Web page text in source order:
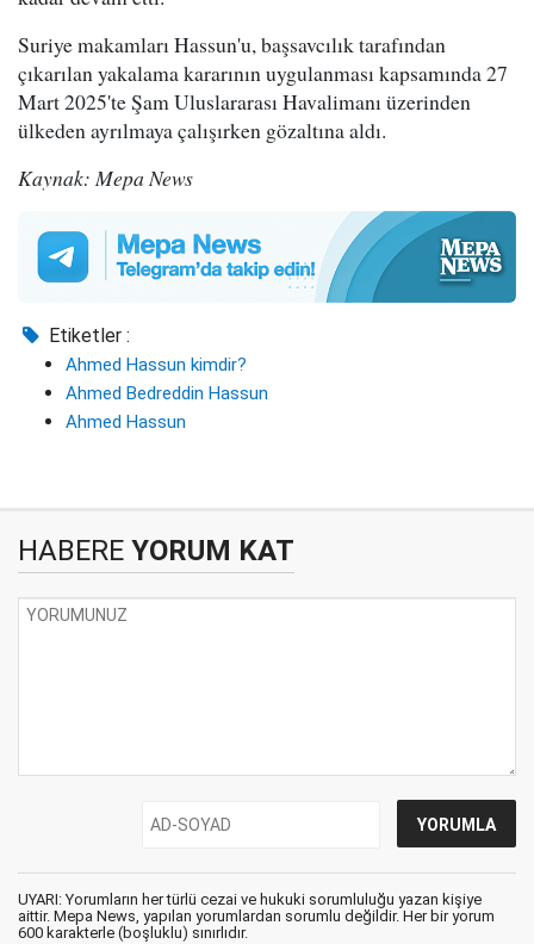
Suriye makamları Hassun'u, başsavcılık tarafından
çıkarılan yakalama kararının uygulanması kapsamında 27
Mart 2025'te Şam Uluslararası Havalimanı üzerinden
ülkeden ayrılmaya çalışırken gözaltına aldı.
Kaynak: Mepa News
Etiketler :
Ahmed Hassun kimdir?
Ahmed Bedreddin Hassun
Ahmed Hassun
HABERE YORUM KAT
UYARI: Yorumların her türlü cezai ve hukuki sorumluluğu yazan kişiye
aittir. Mepa News, yapılan yorumlardan sorumlu değildir. Her bir yorum
600 karakterle (boşluklu) sınırlıdır.